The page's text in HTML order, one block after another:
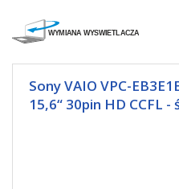
Sony VAIO VPC-
15,6“ 30pin HD CCFL -